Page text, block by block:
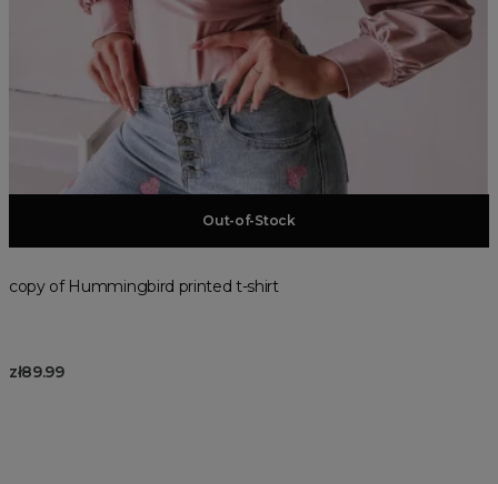
Add to basket
Out-of-Stock
copy of Hummingbird printed t-shirt
zł89.99